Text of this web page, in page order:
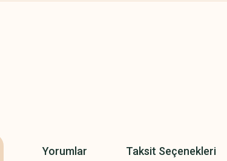
Yorumlar Taksit Seçenekleri